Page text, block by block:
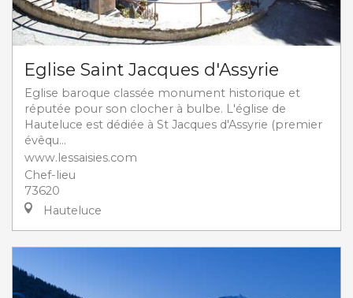
Eglise Saint Jacques d'Assyrie
Eglise baroque classée monument historique et
réputée pour son clocher à bulbe. L'église de
Hauteluce est dédiée à St Jacques d'Assyrie (premier
évêqu...
www.lessaisies.com
Chef-lieu
73620
Hauteluce